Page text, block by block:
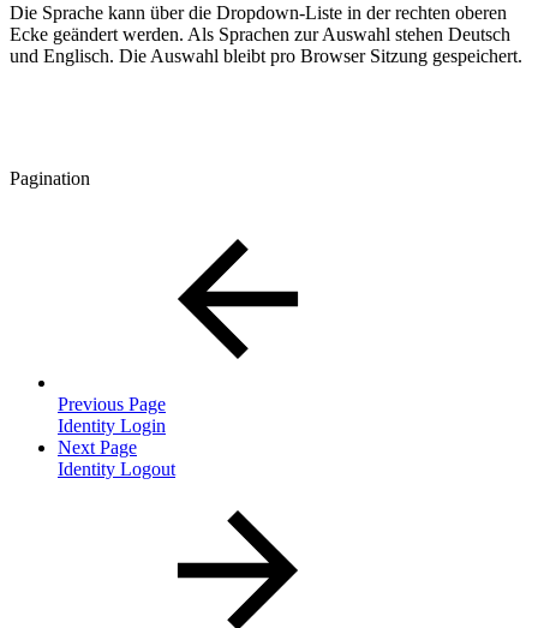
Die Sprache kann über die Dropdown-Liste in der rechten oberen
Ecke geändert werden. Als Sprachen zur Auswahl stehen Deutsch
und Englisch. Die Auswahl bleibt pro Browser Sitzung gespeichert.
Pagination
Previous Page
Identity Login
Next Page
Identity Logout